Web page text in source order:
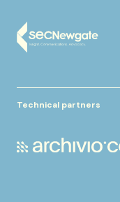
Technical partners